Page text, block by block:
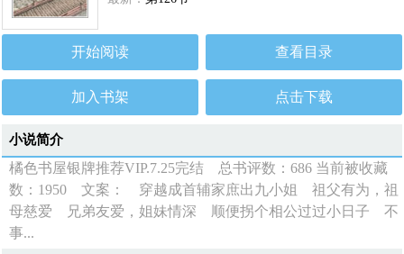
开始阅读 查看目录
加入书架 点击下载
小说简介
橘色书屋银牌推荐VIP.7.25完结 总书评数：686 当前被收藏
数：1950 文案： 穿越成首辅家庶出九小姐 祖父有为，祖
母慈爱 兄弟友爱，姐妹情深 顺便拐个相公过过小日子 不
事...